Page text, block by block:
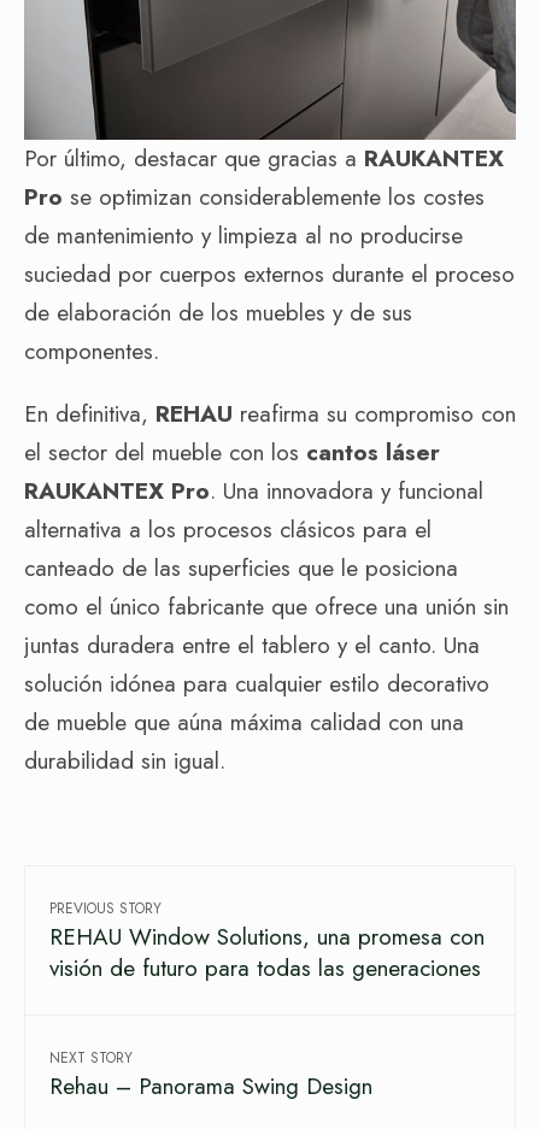
Por último, destacar que gracias a RAUKANTEX
Pro se optimizan considerablemente los costes
de mantenimiento y limpieza al no producirse
suciedad por cuerpos externos durante el proceso
de elaboración de los muebles y de sus
componentes.
En definitiva, REHAU reafirma su compromiso con
el sector del mueble con los cantos láser
RAUKANTEX Pro. Una innovadora y funcional
alternativa a los procesos clásicos para el
canteado de las superficies que le posiciona
como el único fabricante que ofrece una unión sin
juntas duradera entre el tablero y el canto. Una
solución idónea para cualquier estilo decorativo
de mueble que aúna máxima calidad con una
durabilidad sin igual.
PREVIOUS STORY
REHAU Window Solutions, una promesa con
visión de futuro para todas las generaciones
NEXT STORY
Rehau – Panorama Swing Design